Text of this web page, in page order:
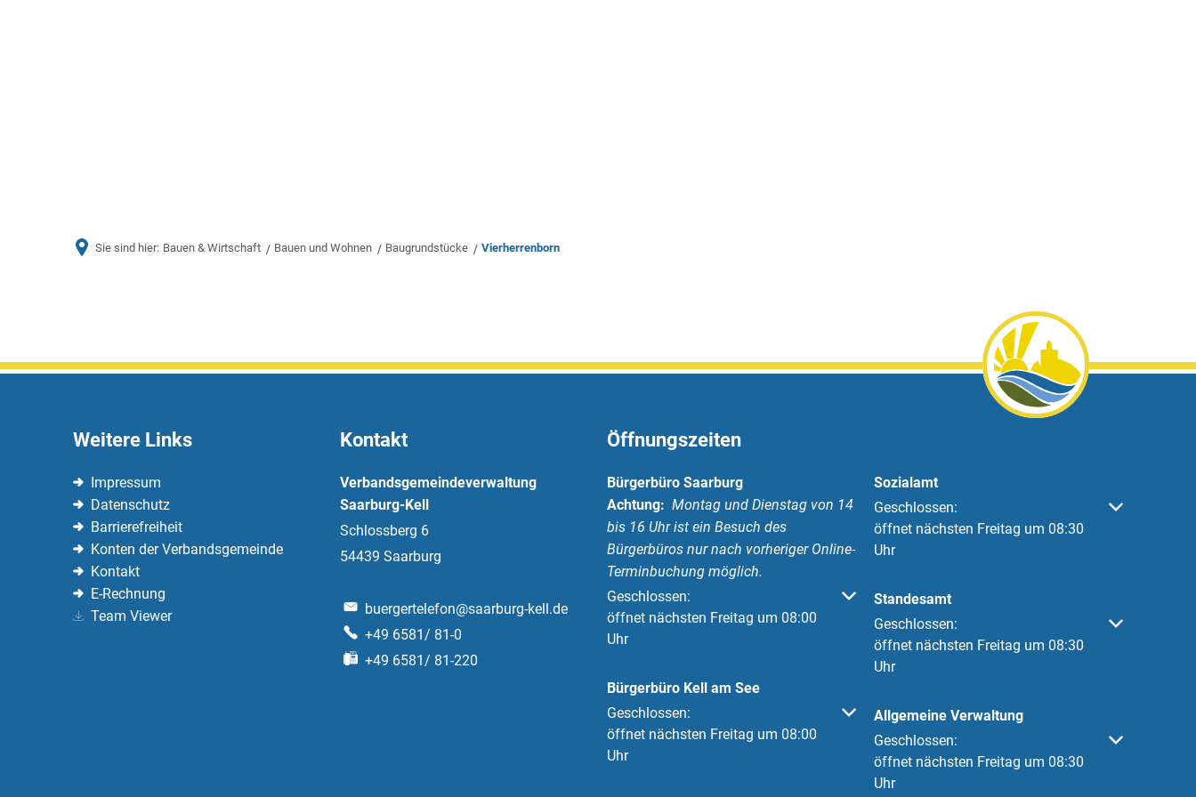
Sie sind hier: Bauen & Wirtschaft Bauen und Wohnen Baugrundstücke Vierherrenborn
Weitere Links
Impressum
Datenschutz
Barrierefreiheit
Konten der Verbandsgemeinde
Kontakt
E-Rechnung
Team Viewer
Kontakt
Verbandsgemeindeverwaltung
Saarburg-Kell
Schlossberg 6
54439 Saarburg
buergertelefon@saarburg-kell.de
+49 6581/ 81-0
+49 6581/ 81-220
Öffnungszeiten
Bürgerbüro Saarburg
Achtung: Montag und Dienstag von 14
bis 16 Uhr ist ein Besuch des
Bürgerbüros nur nach vorheriger Online-
Terminbuchung möglich.
Klicken, um weitere Öffnungs- oder Schließzeiten auszublenden
Geschlossen:
öffnet nächsten Freitag um 08:00
Uhr
Bürgerbüro Kell am See
Klicken, um weitere Öffnungs- oder Schließzeiten auszublenden
Geschlossen:
öffnet nächsten Freitag um 08:00
Uhr
Sozialamt
Klicken, um weitere Öffnungs- oder Schließzeiten
Geschlossen:
öffnet nächsten Freitag um 08:30
Uhr
Standesamt
Klicken, um weitere Öffnungs- oder Schließzeiten
Geschlossen:
öffnet nächsten Freitag um 08:30
Uhr
Allgemeine Verwaltung
Klicken, um weitere Öffnungs- oder Schließzeiten
Geschlossen:
öffnet nächsten Freitag um 08:30
Uhr